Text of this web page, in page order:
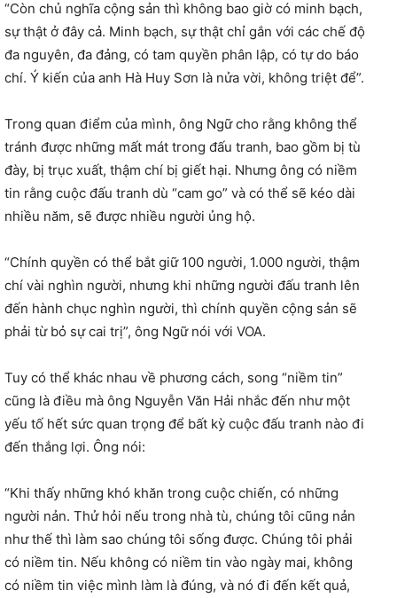
“Còn chủ nghĩa cộng sản thì không bao giờ có minh bạch,
sự thật ở đây cả. Minh bạch, sự thật chỉ gắn với các chế độ
đa nguyên, đa đảng, có tam quyền phân lập, có tự do báo
chí. Ý kiến của anh Hà Huy Sơn là nửa vời, không triệt để”.
Trong quan điểm của mình, ông Ngữ cho rằng không thể
tránh được những mất mát trong đấu tranh, bao gồm bị tù
đày, bị trục xuất, thậm chí bị giết hại. Nhưng ông có niềm
tin rằng cuộc đấu tranh dù “cam go” và có thể sẽ kéo dài
nhiều năm, sẽ được nhiều người ủng hộ.
“Chính quyền có thể bắt giữ 100 người, 1.000 người, thậm
chí vài nghìn người, nhưng khi những người đấu tranh lên
đến hành chục nghìn người, thì chính quyền cộng sản sẽ
phải từ bỏ sự cai trị”, ông Ngữ nói với VOA.
Tuy có thể khác nhau về phương cách, song “niềm tin”
cũng là điều mà ông Nguyễn Văn Hải nhắc đến như một
yếu tố hết sức quan trọng để bất kỳ cuộc đấu tranh nào đi
đến thắng lợi. Ông nói:
“Khi thấy những khó khăn trong cuộc chiến, có những
người nản. Thử hỏi nếu trong nhà tù, chúng tôi cũng nản
như thế thì làm sao chúng tôi sống được. Chúng tôi phải
có niềm tin. Nếu không có niềm tin vào ngày mai, không
có niềm tin việc mình làm là đúng, và nó đi đến kết quả,